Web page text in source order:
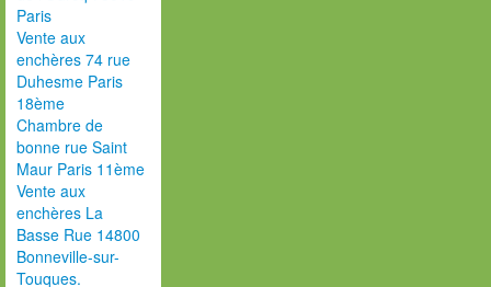
Paris
Vente aux
enchères 74 rue
Duhesme Paris
18ème
Chambre de
bonne rue Saint
Maur Paris 11ème
Vente aux
enchères La
Basse Rue 14800
Bonneville-sur-
Touques.